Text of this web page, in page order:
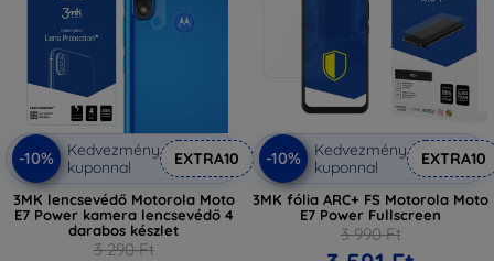
-10%
Kedvezmény
kuponnal
EXTRA10
3MK lencsevédő Motorola Moto
E7 Power kamera lencsevédő 4
darabos készlet
3 290 Ft
-10%
Kedvezmény
kuponnal
EXTRA10
3MK fólia ARC+ FS Motorola Moto
E7 Power Fullscreen
3 990 Ft